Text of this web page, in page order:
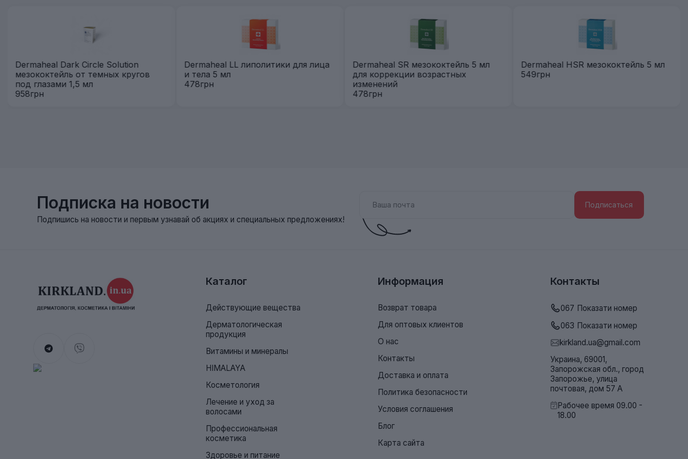
Dermaheal Dark Circle Solution
мезококтейль от темных кругов
под глазами 1,5 мл
958грн
Dermaheal LL липолитики для лица
и тела 5 мл
478грн
Dermaheal SR мезококтейль 5 мл
для коррекции возрастных
изменений
478грн
Dermaheal HSR мезококтейль 5 мл
549грн
Подписка на новости
Подпишись на новости и первым узнавай об акциях и специальных предложениях!
Подписаться
Каталог
Действующие вещества
Дерматологическая
продукция
Витамины и минералы
HIMALAYA
Косметология
Лечение и уход за
волосами
Профессиональная
косметика
Здоровье и питание
Информация
Возврат товара
Для оптовых клиентов
О нас
Контакты
Доставка и оплата
Политика безопасности
Условия соглашения
Блог
Карта сайта
Контакты
067 Показати номер
063 Показати номер
kirkland.ua@gmail.com
Украина, 69001,
Запорожская обл., город
Запорожье, улица
почтовая, дом 57 А
Рабочее время 09.00 -
18.00